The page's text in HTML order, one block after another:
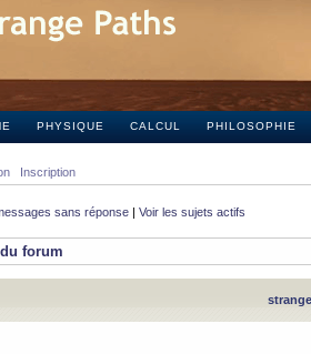
PHYSIQUE CALCUL PHILOSOPHIE
Inscription
sans réponse | Voir les sujets actifs
forum